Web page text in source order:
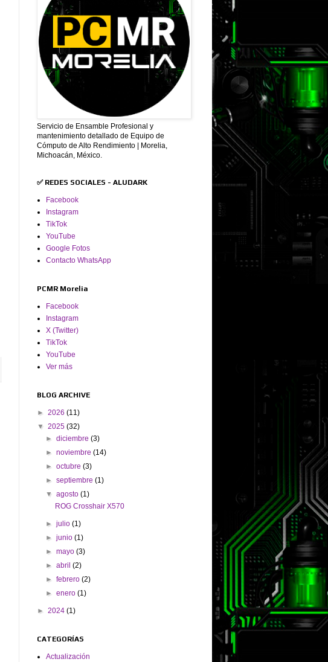
Servicio de Ensamble Profesional y
mantenimiento detallado de Equipo de
Cómputo de Alto Rendimiento | Morelia,
Michoacán, México.
✅ REDES SOCIALES - ALUDARK
Facebook
Instagram
TikTok
YouTube
Google Fotos
Contacto WhatsApp
PCMR Morelia
Facebook
Instagram
X (Twitter)
TikTok
YouTube
Ver más
BLOG ARCHIVE
► 2026 (11)
▼ 2025 (32)
►diciembre(3)
►noviembre(14)
►octubre(3)
►septiembre(1)
▼agosto(1)
ROG Crosshair X570
►julio(1)
►junio(1)
►mayo(3)
►abril(2)
►febrero(2)
►enero(1)
► 2024 (1)
CATEGORÍAS
Actualización